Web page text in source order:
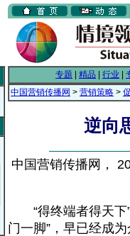
专题 精品 行业
中国营销传播网 > 营销策略 >
逆向
中国营销传播网，
“得终端者得天下”
门一脚”，早已经成